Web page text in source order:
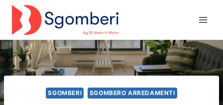
Salta
contenuto
SGOMBERI SGOMBERO ARREDAMENTI